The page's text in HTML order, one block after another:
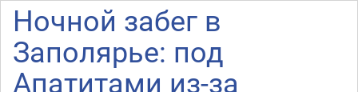
Ночной забег в
Заполярье: под
Апатитами из-за